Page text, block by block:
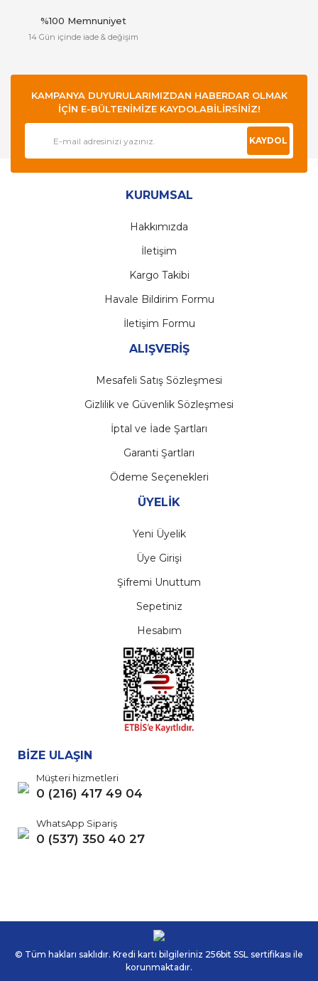
%100 Memnuniyet
14 Gün içinde iade & değişim
KAMPANYA DUYURULARIMIZDAN HABERDAR OLMAK
İÇİN E-BÜLTENİMİZE KAYDOLABİLİRSİNİZ!
KAYDOL
KURUMSAL
Hakkımızda
İletişim
Kargo Takibi
Havale Bildirim Formu
İletişim Formu
ALIŞVERİŞ
Mesafeli Satış Sözleşmesi
Gizlilik ve Güvenlik Sözleşmesi
İptal ve İade Şartları
Garanti Şartları
Ödeme Seçenekleri
ÜYELİK
Yeni Üyelik
Üye Girişi
Şifremi Unuttum
Sepetiniz
Hesabım
BİZE ULAŞIN
Müşteri hizmetleri
0 (216) 417 49 04
WhatsApp Sipariş
0 (537) 350 40 27
© Tüm hakları saklıdır. Kredi kartı bilgileriniz 256bit SSL sertifikası ile
korunmaktadır.